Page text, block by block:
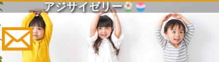
アジサイゼリー